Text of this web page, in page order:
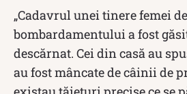
„Cadavrul unei tinere femei
bombardamentului a fost
descărnat. Cei din casă au
au fost mâncate de câinii de